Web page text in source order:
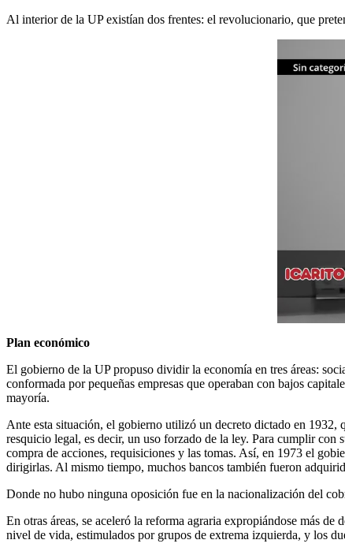
Al interior de la UP existían dos frentes: el revolucionario, que
Plan económico
El gobierno de la UP propuso dividir la economía en tres áreas:
conformada por pequeñas empresas que operaban con bajos
mayoría.
Ante esta situación, el gobierno utilizó un decreto dictado en
resquicio legal, es decir, un uso forzado de la ley. Para cumplir con
compra de acciones, requisiciones y las tomas. Así, en 1973 el
dirigirlas. Al mismo tiempo, muchos bancos también fueron
Donde no hubo ninguna oposición fue en la nacionalización del
En otras áreas, se aceleró la reforma agraria expropiándose más
nivel de vida, estimulados por grupos de extrema izquierda, y los